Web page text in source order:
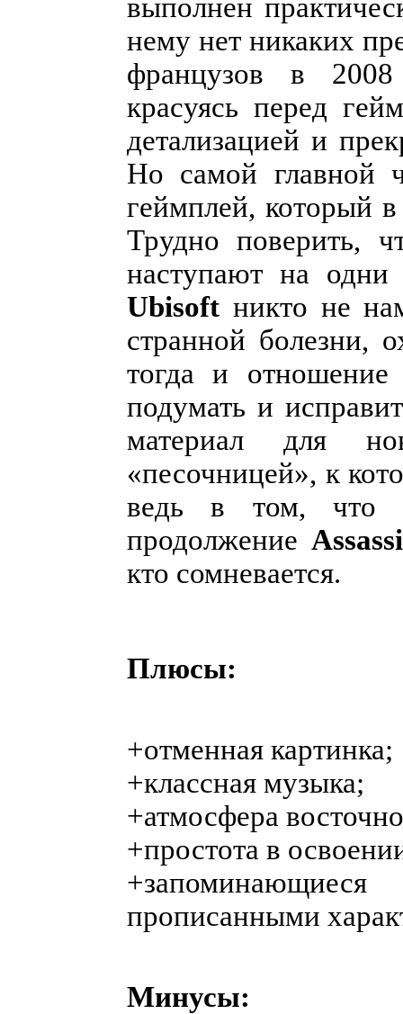
выполнен
нему нет никаких
французов в
красуясь перед
детализацией и
Но самой главной
геймплей, который
Трудно поверить,
наступают на
Ubisoft никто не
странной болезни,
тогда и
подумать и
материал для
«песочницей», к
ведь в том, что
продолжение
кто сомневается.
Плюсы:
+отменная картинка;
+классная музыка;
+атмосфера
+простота в
прописанными
Минусы: